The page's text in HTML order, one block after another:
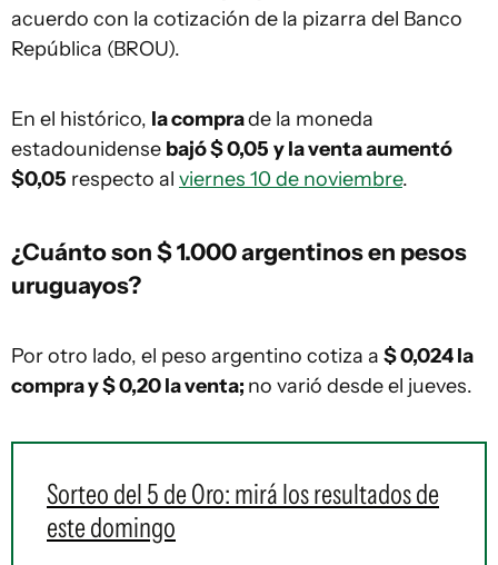
acuerdo con la cotización de la pizarra del Banco
República (BROU).
En el histórico, la comprade la moneda
estadounidense bajó $ 0,05 y la venta aumentó
$0,05 respecto al viernes 10 de noviembre.
¿Cuánto son $ 1.000 argentinos en pesos
uruguayos?
Por otro lado, el peso argentino cotiza a $ 0,024 la
compra y $ 0,20 la venta; no varió desde el jueves.
Sorteo del 5 de Oro: mirá los resultados de
este domingo